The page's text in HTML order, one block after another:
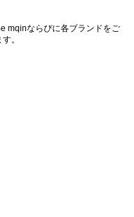
mqinならびに各ブランドをご
。